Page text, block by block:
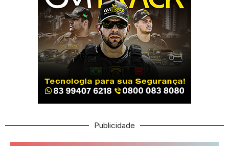
Publicidade